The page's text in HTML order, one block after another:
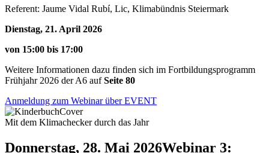
Referent: Jaume Vidal Rubí, Lic, Klimabündnis Steiermark
Dienstag, 21. April 2026
von 15:00 bis 17:00
Weitere Informationen dazu finden sich im Fortbildungsprogramm
Frühjahr 2026 der A6 aufSeite 80
Anmeldung zum Webinar über EVENT
Mit dem Klimachecker durch das Jahr
Donnerstag, 28. Mai 2026Webinar 3: